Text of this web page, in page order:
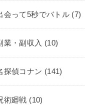
会って5秒でバトル (7)
業・副収入 (10)
探偵コナン (141)
術廻戦 (10)